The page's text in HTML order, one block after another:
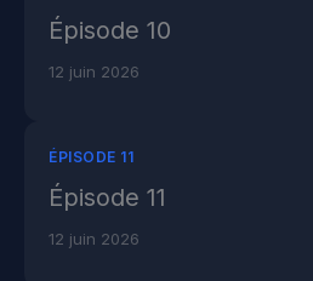
Épisode 10
12 juin 2026
ÉPISODE 11
Épisode 11
12 juin 2026